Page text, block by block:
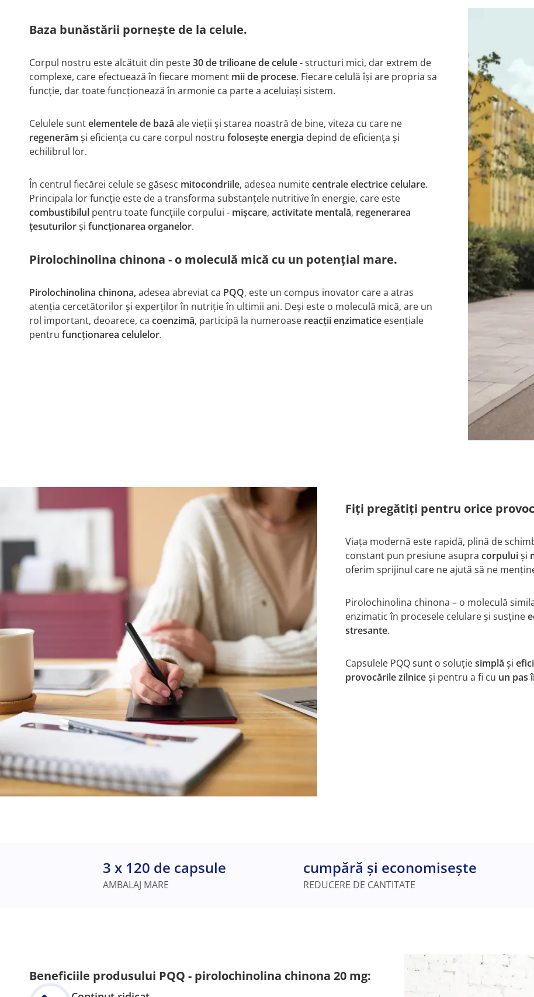
Baza bunăstării pornește de la celule.
Corpul nostru este alcătuit din peste30 de trilioane de celule- structuri mici, dar extrem de
complexe, care efectuează în fiecare moment mii de procese. Fiecare celulă își are propria sa
funcție, dar toate funcționează în armonie ca parte a aceluiași sistem.
Celulele suntelementele de bază ale vieții și starea noastră de bine, viteza cu care ne
regenerăm și eficiența cu care corpul nostru folosește energia depind de eficiența și
echilibrul lor.
În centrul fiecărei celule se găsesc mitocondriile, adesea numitecentrale electrice celulare.
Principala lor funcție este de a transforma substanțele nutritive în energie, care este
combustibilul pentru toate funcțiile corpului - mișcare, activitate mentală, regenerarea
țesuturilorși funcționarea organelor.
Pirolochinolina chinona - o moleculă mică cu un potențial mare.
Pirolochinolina chinona,adesea abreviat ca PQQ, este un compus inovator care a atras
atenția cercetătorilor și experților în nutriție în ultimii ani. Deși este o moleculă mică, are un
rol important, deoarece, ca coenzimă, participă la numeroase reacții enzimatice esențiale
pentru funcționarea celulelor.
Fiți pregătiți pentru orice
Viața modernă este rapidă, plină de
constant pun presiune asupracorpuluiși
oferim sprijinul care ne ajută să ne
Pirolochinolina chinona – o moleculă
enzimatic în procesele celulare și susține
stresante.
Capsulele PQQ sunt o soluțiesimplăși
provocările zilniceși pentru a fi cu un pas
3 x 120 de capsule
AMBALAJ MARE
cumpără și economisește
REDUCERE DE CANTITATE
Beneficiile produsului PQQ - pirolochinolina chinona 20 mg: